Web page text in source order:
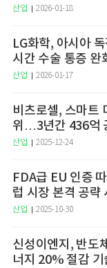
산업 2026-01-18
LG화학, 아시아
시간 수술 통증 완
산업 2026-01-17
비츠로셀, 스마트
위…3년간 436억
산업 2025-12-24
FDA급 EU 인증
럽 시장 본격 공략
산업 2025-10-30
신성이엔지, 반도
너지 20% 절감 기